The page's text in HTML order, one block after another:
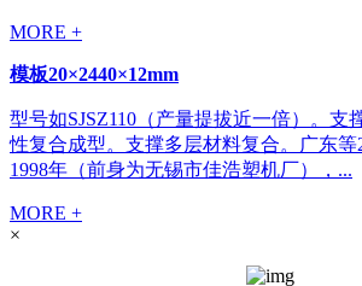
MORE +
模板20×2440×12mm
型号如SJSZ110（产量提拔近一倍）。支
性复合成型。支撑多层材料复合。广东
1998年（前身为无锡市佳浩塑机厂），...
MORE +
×